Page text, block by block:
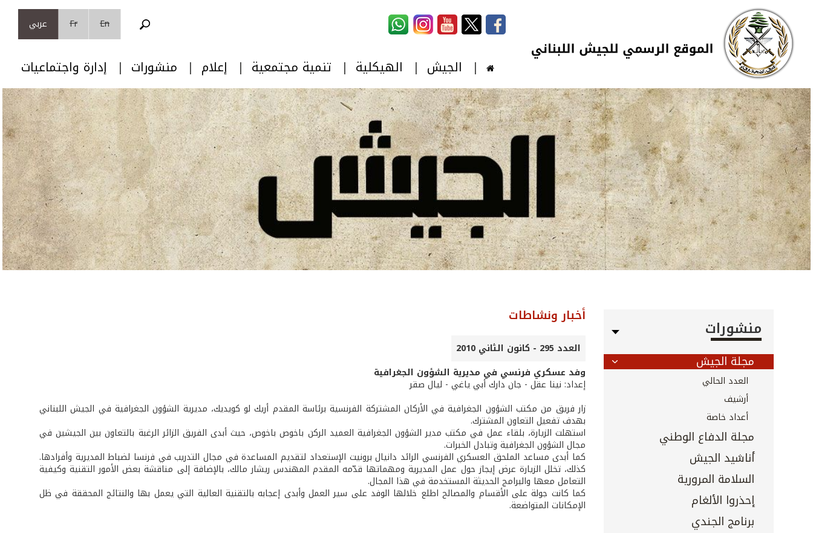
تجاوز إلى المحتوى الرئيسي
Skip to navigation
En
Fr عربي
الجيش الهيكلية تنمية مجتمعية إعلام منشورات إدارة واجتماعيات
منشورات
مجلة الجيش
العدد الحالي
أرشيف
أعداد خاصة
مجلة الدفاع الوطني
أناشيد الجيش
السلامة المرورية
إحذروا الألغام
برنامج الجندي
أخبار ونشاطات
العدد 295 - كانون الثاني 2010
وفد عسكري فرنسي في مديرية الشؤون الجغرافية
إعداد: نينا عقل - جان دارك أبي ياغي - ليال صقر
زار فريق من مكتب الشؤون الجغرافية في الأركان المشتركة الفرنسية برئاسة المقدم أريك لو كويديك، مديرية الشؤون الجغرافية في الجيش اللبناني
بهدف تفعيل التعاون المشترك.
استهلت الزيارة، بلقاء عمل في مكتب مدير الشؤون الجغرافية العميد الركن باخوص باخوص، حيث أبدى الفريق الزائر الرغبة بالتعاون بين الجيشين في
مجال الشؤون الجغرافية وتبادل الخبرات.
كما أبدى مساعد الملحق العسكري الفرنسي الرائد دانيال برونيت الإستعداد لتقديم المساعدة في مجال التدريب في فرنسا لضباط المديرية وأفرادها.
كذلك، تخلل الزيارة عرض إيجاز حول عمل المديرية ومهماتها قدّمه المقدم المهندس ريشار مالك، بالإضافة إلى مناقشة بعض الأمور التقنية وكيفية
التعامل معها والبرامج الحديثة المستخدمة في هذا المجال.
كما كانت جولة على الأقسام والمصالح اطلع خلالها الوفد على سير العمل وأبدى إعجابه بالتقنية العالية التي يعمل بها والنتائج المحققة في ظل
الإمكانات المتواضعة.